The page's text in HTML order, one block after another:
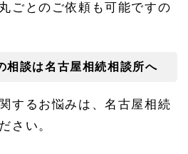
ごとのご依頼も可能ですの
相談は名古屋相続相談所へ
するお悩みは、名古屋相続
さい。